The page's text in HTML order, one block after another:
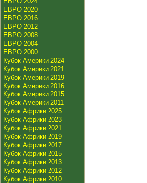
ЕВРО 2020
ЕВРО 2016
ЕВРО 2012
ЕВРО 2008
ЕВРО 2004
ЕВРО 2000
Кубок Америки 2024
Кубок Америки 2021
Кубок Америки 2019
Кубок Америки 2016
Кубок Америки 2015
Кубок Америки 2011
Кубок Африки 2025
Кубок Африки 2023
Кубок Африки 2021
Кубок Африки 2019
Кубок Африки 2017
Кубок Африки 2015
Кубок Африки 2013
Кубок Африки 2012
Кубок Африки 2010